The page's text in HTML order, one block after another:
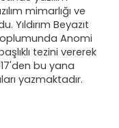
mimarlığı ve
Beyazıt
Anomi
tezini vererek
bu yana
yazmaktadır.